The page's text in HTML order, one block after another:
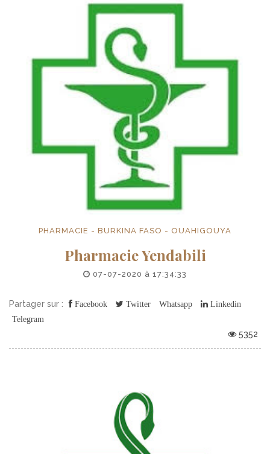
PHARMACIE - BURKINA FASO - OUAHIGOUYA
Pharmacie Yendabili
07-07-2020 à 17:34:33
Partager sur : Facebook Twitter Whatsapp
Linkedin
Telegram
5352